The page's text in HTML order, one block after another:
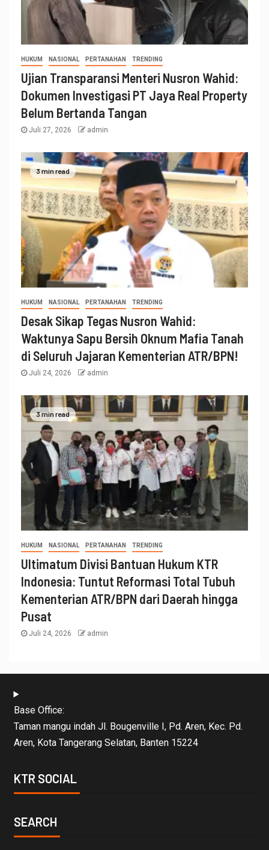
HUKUM NASIONAL PERTANAHAN TRENDING
Ujian Transparansi Menteri Nusron Wahid:
Dokumen Investigasi PT Jaya Real Property
Belum Bertanda Tangan
Juli 27, 2026 admin
3 min read
HUKUM NASIONAL PERTANAHAN TRENDING
Desak Sikap Tegas Nusron Wahid:
Waktunya Sapu Bersih Oknum Mafia Tanah
di Seluruh Jajaran Kementerian ATR/BPN!
Juli 24, 2026 admin
3 min read
HUKUM NASIONAL PERTANAHAN TRENDING
Ultimatum Divisi Bantuan Hukum KTR
Indonesia: Tuntut Reformasi Total Tubuh
Kementerian ATR/BPN dari Daerah hingga
Pusat
Juli 24, 2026 admin
Base Office:
Taman mangu indah Jl. Bougenville I, Pd. Aren, Kec. Pd.
Aren, Kota Tangerang Selatan, Banten 15224
KTR SOCIAL
SEARCH